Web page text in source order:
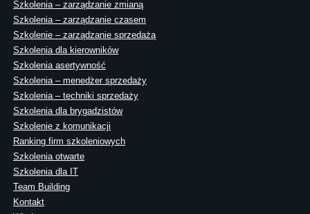
Szkolenia – zarządzanie zmianą
Szkolenia – zarządzanie czasem
Szkolenie – zarządzanie sprzedażą
Szkolenia dla kierowników
Szkolenia asertywność
Szkolenia – menedżer sprzedaży
Szkolenia – techniki sprzedaży
Szkolenia dla brygadzistów
Szkolenie z komunikacji
Ranking firm szkoleniowych
Szkolenia otwarte
Szkolenia dla IT
Team Building
Kontakt